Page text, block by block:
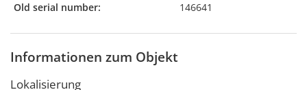
Old serial number:
146641
Informationen zum Objekt
Lokalisierung